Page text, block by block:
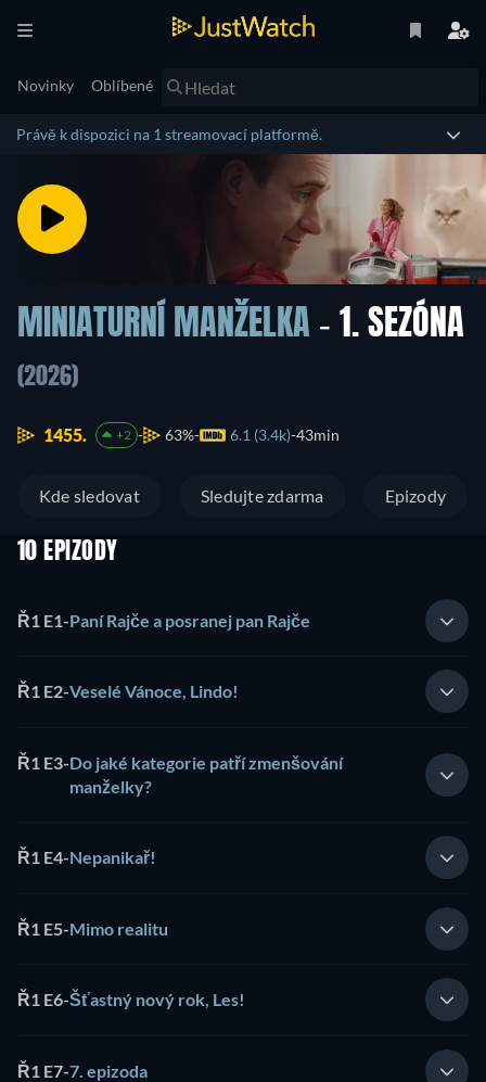
Novinky Oblíbené
Právě k dispozici na 1 streamovací platformě.
MINIATURNÍ MANŽELKA - 1. SEZÓNA
(2026)
1455. +2 63% 6.1 (3.4k) 43min
Kde sledovat Sledujte zdarma Epizody
10 EPIZODY
Ř1 E1-Paní Rajče a posranej pan Rajče
Ř1 E2-Veselé Vánoce, Lindo!
Ř1 E3-Do jaké kategorie patří zmenšování
manželky?
Ř1 E4-Nepanikař!
Ř1 E5-Mimo realitu
Ř1 E6-Šťastný nový rok, Les!
Ř1 E7-7. epizoda